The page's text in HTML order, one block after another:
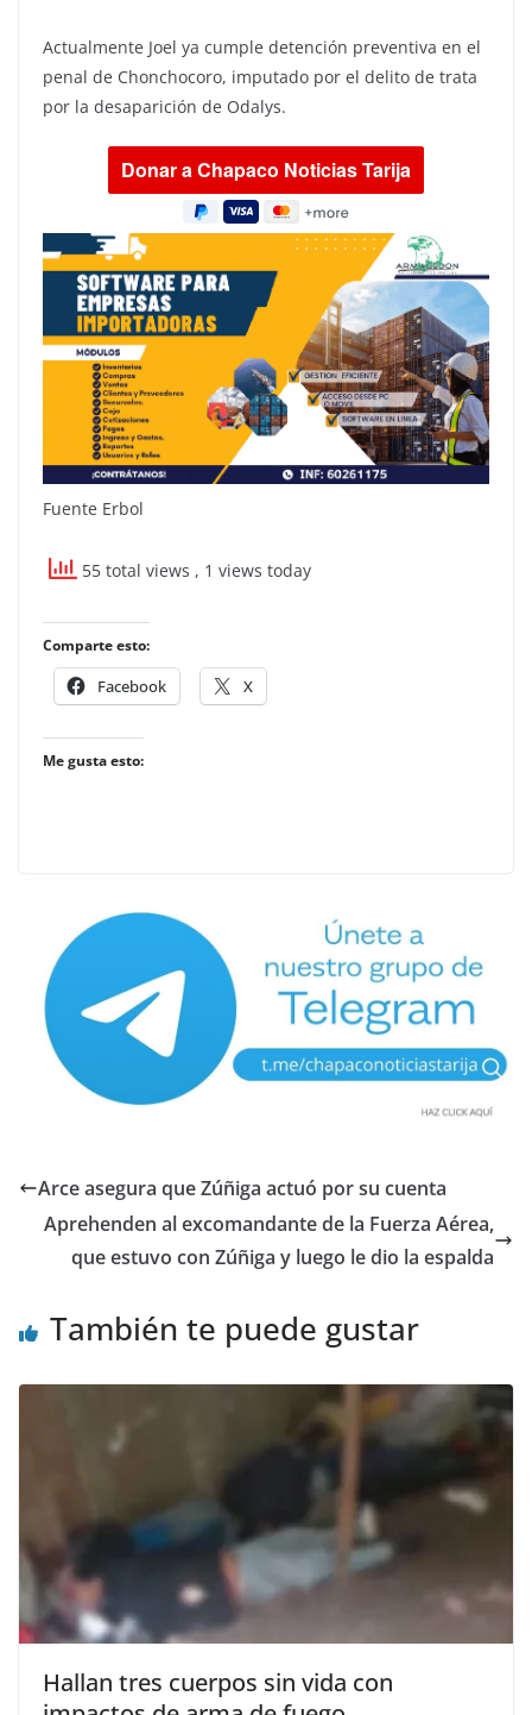
Actualmente Joel ya cumple detención preventiva en el
penal de Chonchocoro, imputado por el delito de trata
por la desaparición de Odalys.
Fuente Erbol
55 total views , 1 views today
Comparte esto:
Facebook X
Me gusta esto:
Arce asegura que Zúñiga actuó por su cuenta
Aprehenden al excomandante de la Fuerza Aérea,
que estuvo con Zúñiga y luego le dio la espalda
También te puede gustar
Hallan tres cuerpos sin vida con